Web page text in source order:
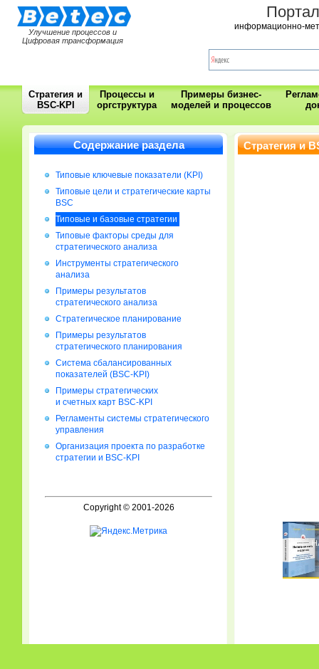
Улучшение процессов и
Цифровая трансформация
информационно-
Стратегия и
BSC-KPI
Процессы и
оргструктура
Примеры бизнес-
моделей и процессов
Содержание раздела
Типовые ключевые показатели (KPI)
Типовые цели и стратегические карты
BSC
Типовые и базовые стратегии
Типовые факторы среды для
стратегического анализа
Инструменты стратегического
анализа
Примеры результатов
стратегического анализа
Стратегическое планирование
Примеры результатов
стратегического планирования
Система сбалансированных
показателей (BSC-KPI)
Примеры стратегических
и счетных карт BSC-KPI
Регламенты системы стратегического
управления
Организация проекта по разработке
стратегии и BSC-KPI
Copyright © 2001-2026
Стратегия и